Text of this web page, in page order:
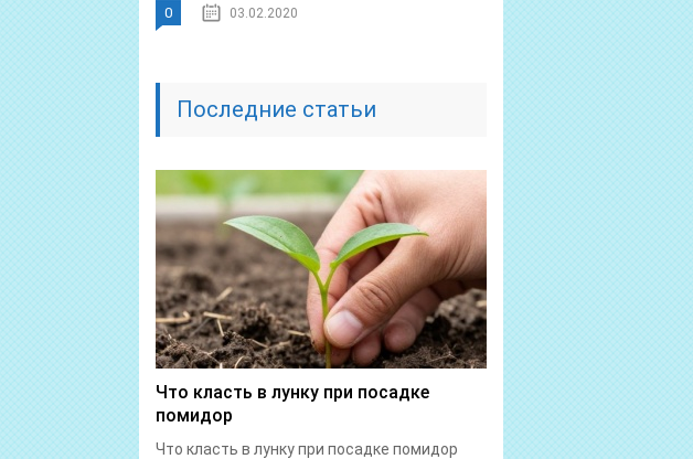
0 03.02.2020
Последние статьи
Что класть в лунку при посадке
помидор
Что класть в лунку при посадке помидор